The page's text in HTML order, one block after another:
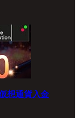
想通貨入金